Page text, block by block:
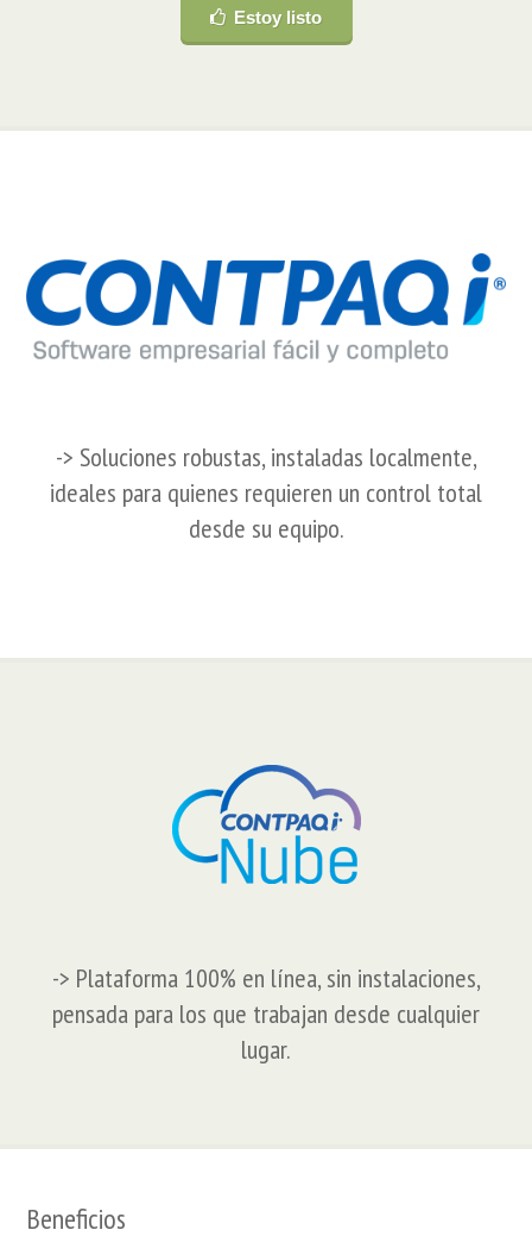
Estoy listo
-> Soluciones robustas, instaladas localmente,
ideales para quienes requieren un control total
desde su equipo.
-> Plataforma 100% en línea, sin instalaciones,
pensada para los que trabajan desde cualquier
lugar.
Beneficios